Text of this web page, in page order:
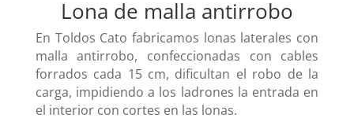
Lona de malla antirrobo
En Toldos Cato fabricamos lonas laterales con
malla antirrobo, confeccionadas con cables
forrados cada 15 cm, dificultan el robo de la
carga, impidiendo a los ladrones la entrada en
el interior con cortes en las lonas.